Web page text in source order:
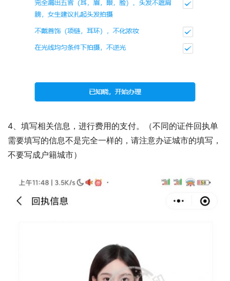
4、填写相关信息，进行费用的支付。（不同的证件回执单
需要填写的信息不是完全一样的，请注意办证城市的填写，
不要写成户籍城市）